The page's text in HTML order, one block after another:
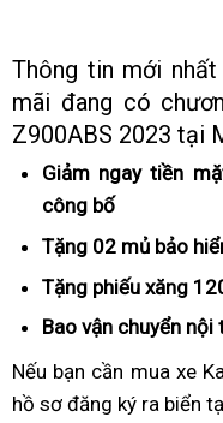
Thông tin mới
mãi đang có
Z900ABS 2023 tại
Giảm ngay tiền
công bố
toán
Tặng 02 mủ bảo
Tặng phiếu xăng
Bao vận chuyển nội
Nếu bạn cần mua xe
hồ sơ đăng ký ra biển